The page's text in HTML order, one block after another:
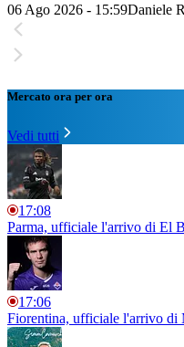
06 Ago 2026 - 15:59Daniele
Mercato ora per ora
Vedi tutti
17:08
Parma, ufficiale l'arrivo di El
17:06
Fiorentina, ufficiale l'arrivo di